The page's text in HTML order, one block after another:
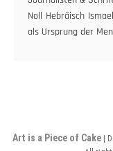
über
die
in
Noll Hebräisch Ismael
als Ursprung der
Art is a Piece of Cake |